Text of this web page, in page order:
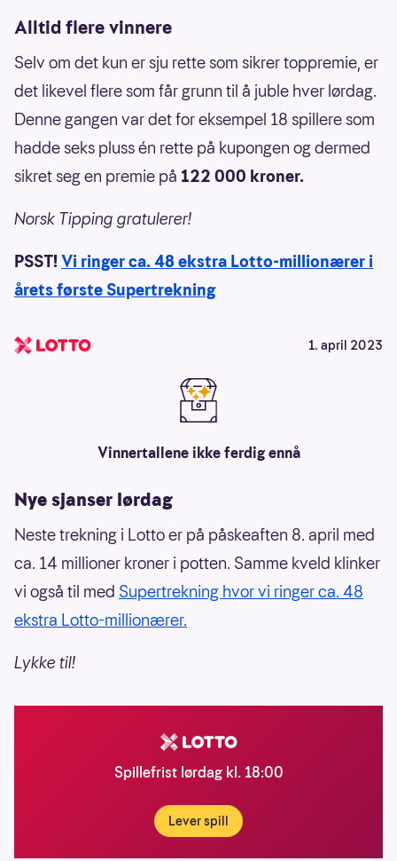
Alltid flere vinnere
Selv om det kun er sju rette som sikrer toppremie, er
det likevel flere som får grunn til å juble hver lørdag.
Denne gangen var det for eksempel 18 spillere som
hadde seks pluss én rette på kupongen og dermed
sikret seg en premie på 122 000 kroner.
Norsk Tipping gratulerer!
PSST!Vi ringer ca. 48 ekstra Lotto-millionærer i
årets første Supertrekning
1. april 2023
Vinnertallene ikke ferdig ennå
Nye sjanser lørdag
Neste trekning i Lotto er på påskeaften 8. april med
ca. 14 millioner kroner i potten. Samme kveld klinker
vi også til med Supertrekning hvor vi ringer ca. 48
ekstra Lotto-millionærer.
Lykke til!
Spillefrist lørdag kl. 18:00
Lever spill